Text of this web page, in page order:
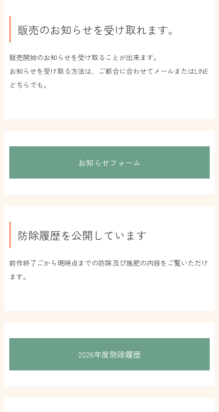
販売のお知らせを受け取れます。
販売開始のお知らせを受け取ることが出来ます。
お知らせを受け取る方法は、ご都合に合わせてメールまたはLINE
どちらでも。
お知らせフォーム
防除履歴を公開しています
前作終了ごから現時点までの防除及び施肥の内容をご覧いただけ
ます。
2026年度防除履歴